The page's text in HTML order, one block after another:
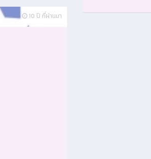
10 ปี ที่ผ่านมา